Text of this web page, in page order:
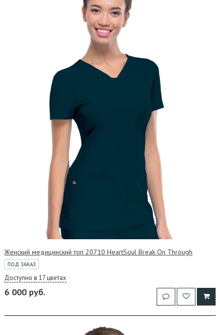
Женский медицинский топ 20710 HeartSoul Break On Through
ПОД ЗАКАЗ
Доступно в 17 цветах
6 000 руб.